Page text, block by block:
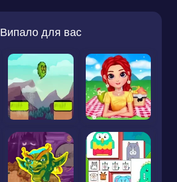
Випало для вас